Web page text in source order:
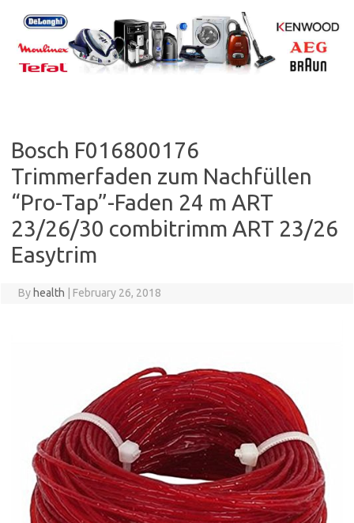
content
Bosch F016800176
Trimmerfaden zum Nachfüllen
“Pro-Tap”-Faden 24 m ART
23/26/30 combitrimm ART 23/26
Easytrim
By health February 26, 2018